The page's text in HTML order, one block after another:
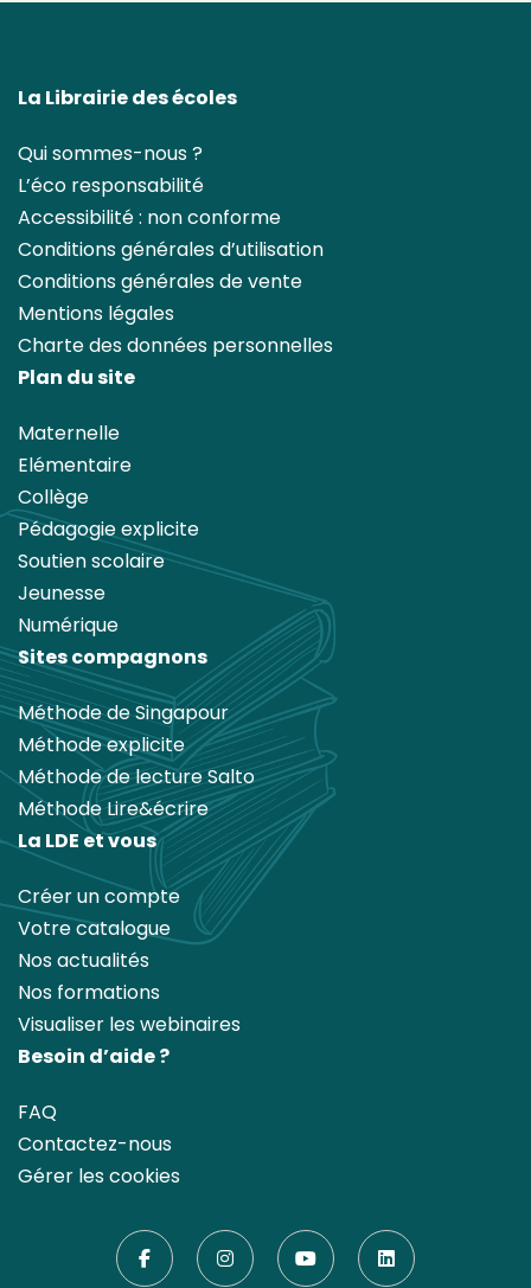
La Librairie des écoles
Qui sommes-nous ?
L’éco responsabilité
Accessibilité : non conforme
Conditions générales d’utilisation
Conditions générales de vente
Mentions légales
Charte des données personnelles
Plan du site
Maternelle
Elémentaire
Collège
Pédagogie explicite
Soutien scolaire
Jeunesse
Numérique
Sites compagnons
Méthode de Singapour
Méthode explicite
Méthode de lecture Salto
Méthode Lire&écrire
La LDE et vous
Créer un compte
Votre catalogue
Nos actualités
Nos formations
Visualiser les webinaires
Besoin d’aide ?
FAQ
Contactez-nous
Gérer les cookies